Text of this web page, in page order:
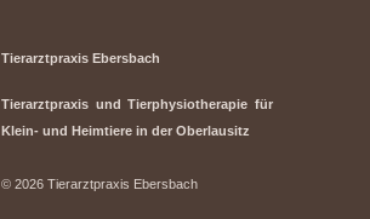
Tierarztpraxis Ebersbach
Tierarztpraxis und Tierphysiotherapie für
Klein- und Heimtiere in der Oberlausitz
© 2026 Tierarztpraxis Ebersbach